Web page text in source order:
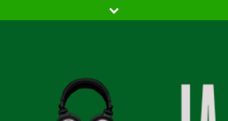
to